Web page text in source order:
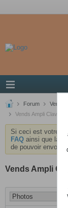
Forum Ventes
Vends Ampli Clavier
Si ceci est votre
FAQ ainsi que la
de pouvoir
Vends Ampli